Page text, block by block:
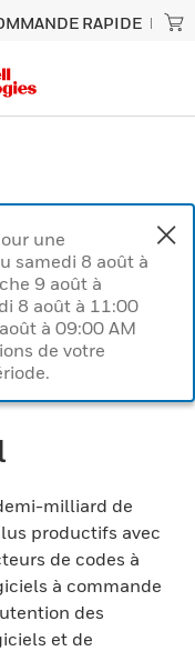
RAPIDE
une
samedi 8 août à
9 août à
8 août à 11:00
à 09:00 AM
de votre
milliard de
productifs avec
de codes à
à commande
des
et de